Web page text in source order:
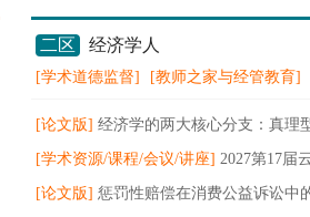
二区 经济学人
[学术道德监督] [教师之家与经管教育]
[论文版] 经济学的两大核心分支：真理
与服务型经济学
[学术资源/课程/会议/讲座] 2027第17届
会门窗业整装定制智能家居卫浴建材展
[论文版] 惩罚性赔偿在消费公益诉讼中